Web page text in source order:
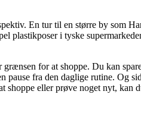
En tur til en større by som
plastikposer i tyske
grænsen for at shoppe. Du kan
pause fra den daglige rutine.
eller prøve noget nyt,